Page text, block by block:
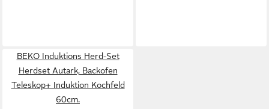
BEKO Induktions Herd-Set
Herdset Autark, Backofen
Teleskop+ Induktion Kochfeld
60cm.